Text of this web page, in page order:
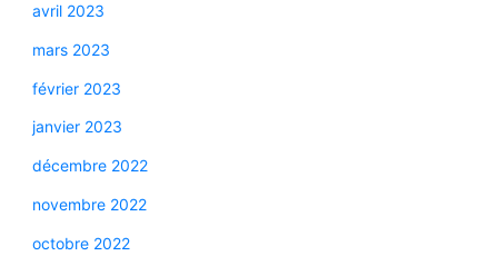
avril 2023
mars 2023
février 2023
janvier 2023
décembre 2022
novembre 2022
octobre 2022